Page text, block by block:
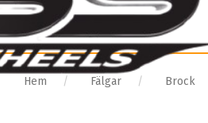
Hem Fälgar Brock